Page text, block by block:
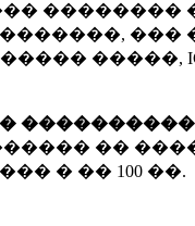
�����,
����������
��
� �� 100 ��.